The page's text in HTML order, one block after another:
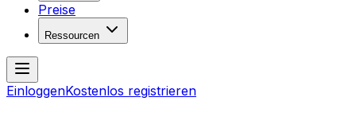
Preise
Ressourcen
EinloggenKostenlos registrieren